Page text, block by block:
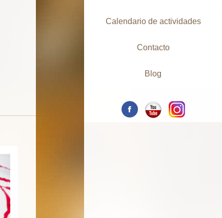
Calendario de actividades
Contacto
Blog